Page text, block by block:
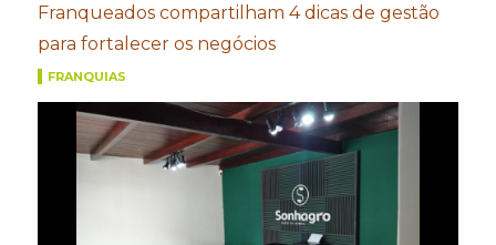
Franqueados compartilham 4 dicas de gestão
para fortalecer os negócios
FRANQUIAS